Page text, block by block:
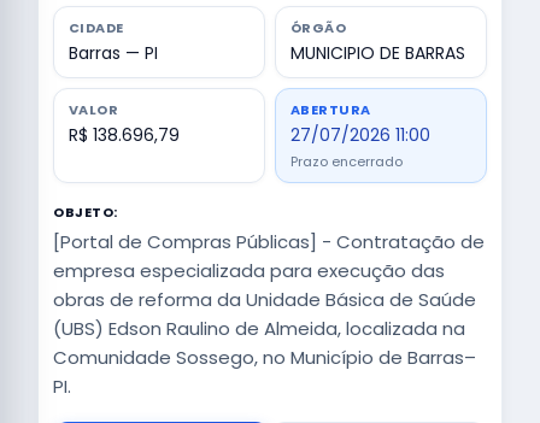
CIDADE
Barras — PI
ÓRGÃO
MUNICIPIO DE BARRAS
VALOR
R$ 138.696,79
ABERTURA
27/07/2026 11:00
Prazo encerrado
OBJETO:
[Portal de Compras Públicas] - Contratação de
empresa especializada para execução das
obras de reforma da Unidade Básica de Saúde
(UBS) Edson Raulino de Almeida, localizada na
Comunidade Sossego, no Município de Barras–
PI.